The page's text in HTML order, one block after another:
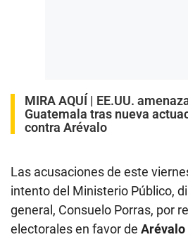
MIRA AQUÍ | EE.UU.
Guatemala tras nueva
contra Arévalo
Las acusaciones de este
intento del Ministerio Público,
general, Consuelo Porras, por
electorales en favor de Arévalo